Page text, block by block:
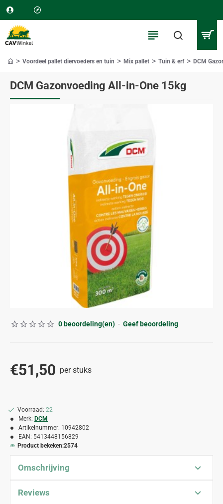
DCM Gazonvoeding All-in-One 15kg
Voordeel pallet diervoeders en tuin Mix pallet Tuin & erf DCM
0 beoordeling(en) - Geef beoordeling
€51,50 per stuks
Voorraad: 22
Merk: DCM
Artikelnummer: 10942802
EAN: 5413448156829
Product bekeken:2574
Omschrijving
Reviews